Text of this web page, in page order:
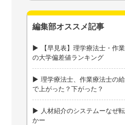
編集部オススメ記事
【早見表】理学療法士・作
の大学偏差値ランキング
理学療法士、作業療法士の
で上がった？下がった？
人材紹介のシステムーなぜ
かー